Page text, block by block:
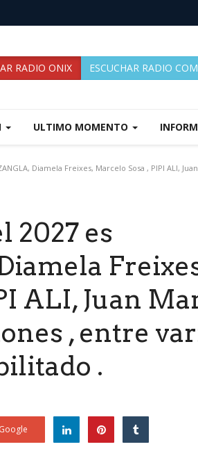
RADIO ONIX ESCUCHAR RADIO
ULTIMO MOMENTO
Diamela Freixes, Marcelo Sosa , PIPI ALI,
2027 es
ALI, Juan
, entre
.
Google